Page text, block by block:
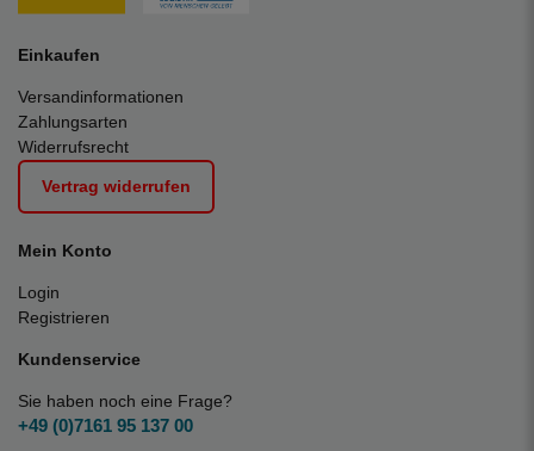
Einkaufen
Versandinformationen
Zahlungsarten
Widerrufsrecht
Vertrag widerrufen
Mein Konto
Login
Registrieren
Kundenservice
Sie haben noch eine Frage?
+49 (0)7161 95 137 00